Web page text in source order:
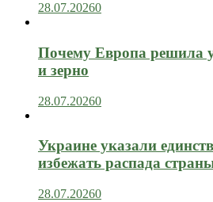
28.07.20260
Почему Европа решила
и зерно
28.07.20260
Украине указали
избежать распада
28.07.20260